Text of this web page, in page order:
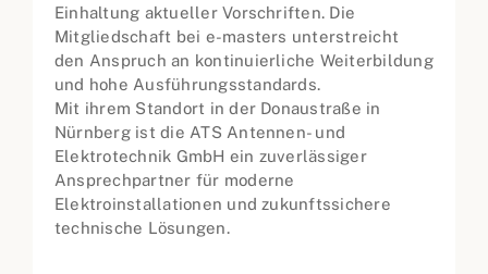
Einhaltung aktueller Vorschriften. Die
Mitgliedschaft bei e-masters unterstreicht
den Anspruch an kontinuierliche Weiterbildung
und hohe Ausführungsstandards.
Mit ihrem Standort in der Donaustraße in
Nürnberg ist die ATS Antennen- und
Elektrotechnik GmbH ein zuverlässiger
Ansprechpartner für moderne
Elektroinstallationen und zukunftssichere
technische Lösungen.